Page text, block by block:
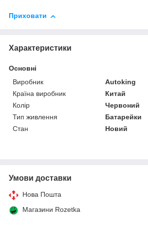
Приховати
Характеристики
Основні
Виробник
Autoking
Країна виробник
Китай
Колір
Червоний
Тип живлення
Батарейки
Стан
Новий
Умови доставки
Нова Пошта
Магазини Rozetka